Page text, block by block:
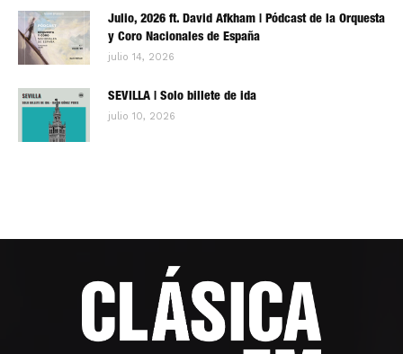
Julio, 2026 ft. David Afkham | Pódcast de la Orquesta
y Coro Nacionales de España
julio 14, 2026
SEVILLA | Solo billete de ida
julio 10, 2026